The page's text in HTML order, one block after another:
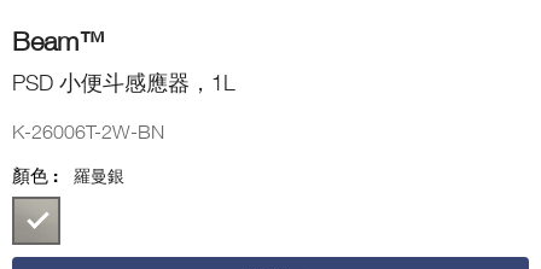
Beam™
PSD 小便斗感應器，1L
K-26006T-2W-BN
顏色 :
羅曼銀